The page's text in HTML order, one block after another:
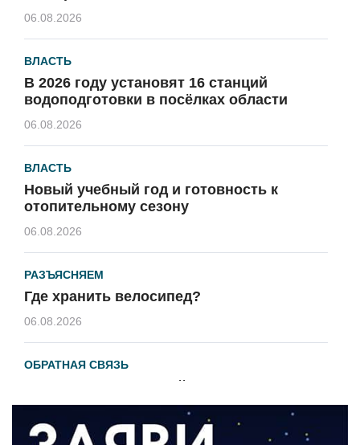
06.08.2026
ВЛАСТЬ
В 2026 году установят 16 станций
водоподготовки в посёлках области
06.08.2026
ВЛАСТЬ
Новый учебный год и готовность к
отопительному сезону
06.08.2026
РАЗЪЯСНЯЕМ
Где хранить велосипед?
06.08.2026
ОБРАТНАЯ СВЯЗЬ
Администрация онлайн